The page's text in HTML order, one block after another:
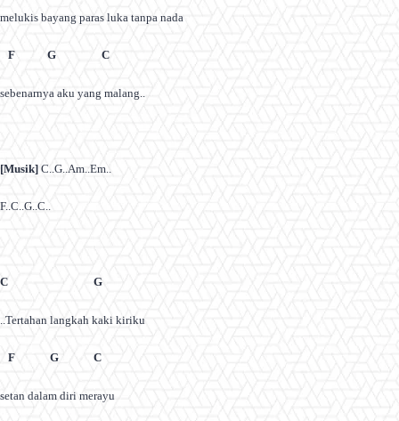
melukis bayang paras luka tanpa nada
F G C
sebenarnya aku yang malang..
[Musik] C..G..Am..Em..
F..C..G..C..
C G
..Tertahan langkah kaki kiriku
F G C
setan dalam diri merayu